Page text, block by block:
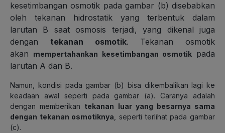
kesetimbangan osmotik pada gambar (b) disebabkan
oleh tekanan hidrostatik yang terbentuk dalam
larutan B saat osmosis terjadi, yang dikenal juga
dengan tekanan osmotik. Tekanan osmotik
akan
mempertahankan kesetimbangan osmotikpada
larutan A dan B.
Namun, kondisi pada gambar (b) bisa dikembalikan lagi ke
keadaan awal seperti pada gambar (a). Caranya adalah
dengan memberikan tekanan luar yang besarnya sama
dengan tekanan osmotiknya , seperti terlihat pada gambar
(c).